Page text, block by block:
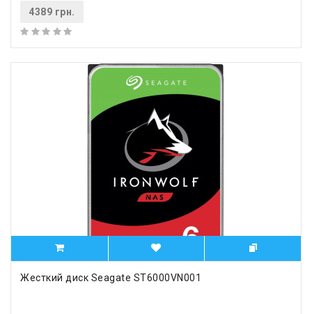
4389 грн.
Жесткий диск Seagate ST6000VN001